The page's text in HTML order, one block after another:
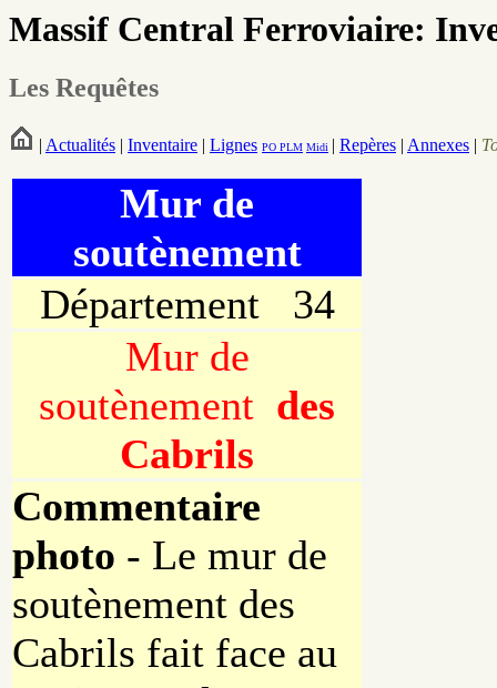
Massif Central Ferroviaire:
Les Requêtes
| Actualités | Inventaire | Lignes PO PLM Midi | Repères | Annexes |
Mur de
soutènement
Département 34
Mur de
soutènement des
Cabrils
Commentaire
photo - Le mur de
soutènement des
Cabrils fait face au